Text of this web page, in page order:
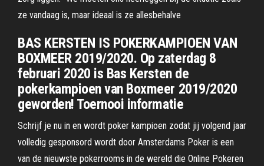
ze vandaag is, maar ideaal is ze allesbehalve
BAS KERSTEN IS POKERKAMPIOEN VAN
BOXMEER 2019/2020. Op zaterdag 8
februari 2020 is Bas Kersten de
pokerkampioen van Boxmeer 2019/2020
geworden! Toernooi informatie
Schrijf je nu in en wordt poker kampioen zodat jij volgend jaar
volledig gesponsord wordt door Amsterdams Poker is een
van de nieuwste pokerrooms in de wereld die Online Pokeren